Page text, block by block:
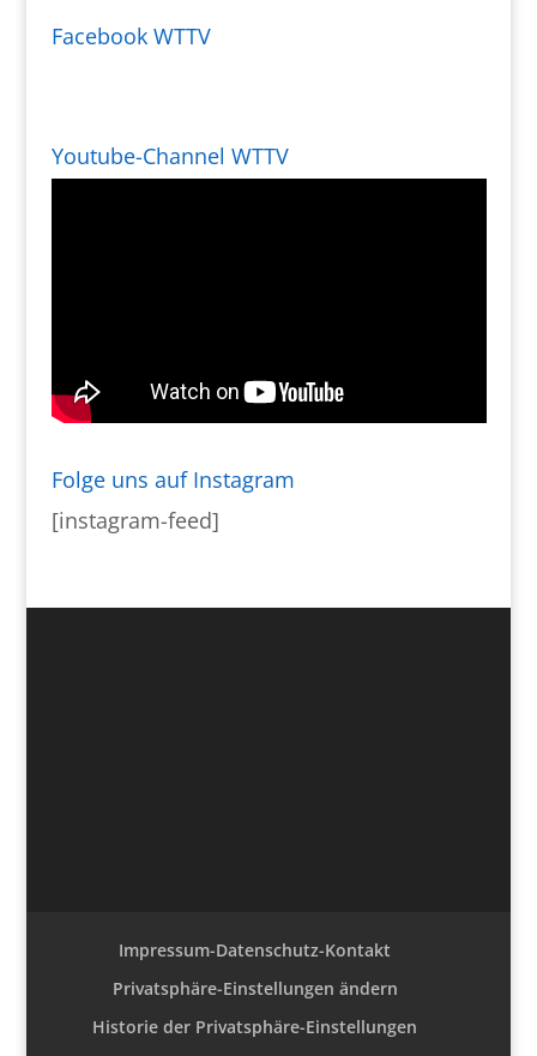
Facebook WTTV
Youtube-Channel WTTV
Folge uns auf Instagram
[instagram-feed]
Impressum-Datenschutz-Kontakt
Privatsphäre-Einstellungen ändern
Historie der Privatsphäre-Einstellungen